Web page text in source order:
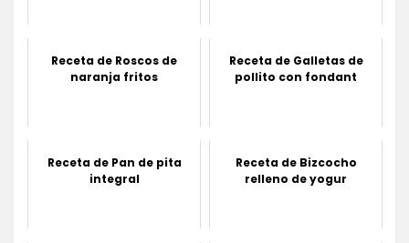
Receta de Roscos de
naranja fritos
Receta de Galletas de
pollito con fondant
Receta de Pan de pita
integral
Receta de Bizcocho
relleno de yogur